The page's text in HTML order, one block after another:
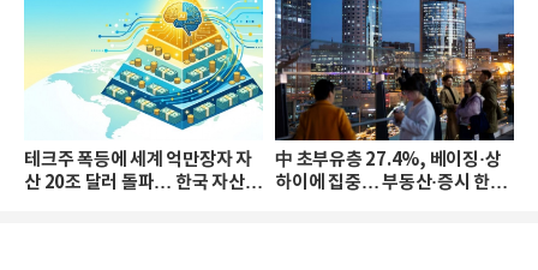
테크주 폭등에 세계 억만장자 자
산 20조 달러 돌파… 한국 자산
中 초부유층 27.4%, 베이징·상
하이에 집중… 부동산·증시 한파